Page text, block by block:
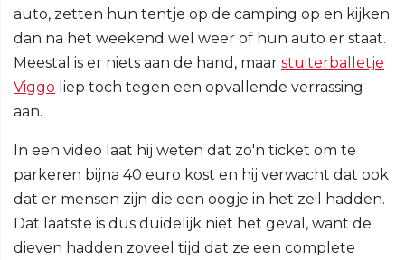
auto, zetten hun tentje op de camping op en kijken
dan na het weekend wel weer of hun auto er staat.
Meestal is er niets aan de hand, maar stuiterballetje
Viggo liep toch tegen een opvallende verrassing
aan.
In een video laat hij weten dat zo'n ticket om te
parkeren bijna 40 euro kost en hij verwacht dat ook
dat er mensen zijn die een oogje in het zeil hadden.
Dat laatste is dus duidelijk niet het geval, want de
dieven hadden zoveel tijd dat ze een complete